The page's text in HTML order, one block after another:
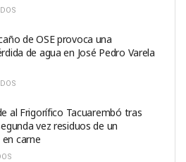
de OSE provoca una
de agua en José Pedro Varela
al Frigorífico Tacuarembó tras
vez residuos de un
carne